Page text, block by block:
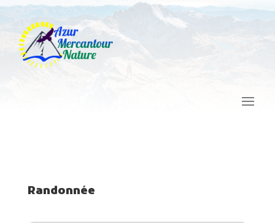
Randonnée